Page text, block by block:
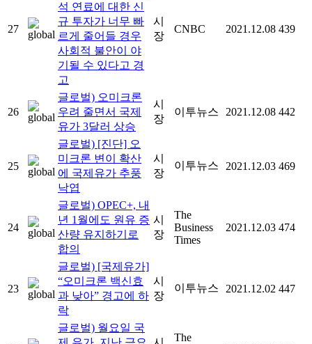
27
석 연료에 대한 신
규 투자가 너무 빠
르게 줄어들 경우
사회적 불안이 야
기될 수 있다고 경
고
시
장
CNBC 2021.12.08 439
26
글로벌) 오미크론
우려 줄면서 국제
유가 3달러 상승
시
장
이투뉴스 2021.12.08 442
25
글로벌) [진단] 오
미크론 변이 확산
에 국제유가 추풍
낙엽
시
장
이투뉴스 2021.12.03 469
24
글로벌) OPEC+, 내
년 1월에도 원유 증
산량 유지하기로
합의
시
장
The
Business
Times
2021.12.03 474
23
글로벌) [국제유가]
“오미크론 백신효
과 낮아” 경고에 하
락
시
장
이투뉴스 2021.12.02 447
글로벌) 월요일 국
The